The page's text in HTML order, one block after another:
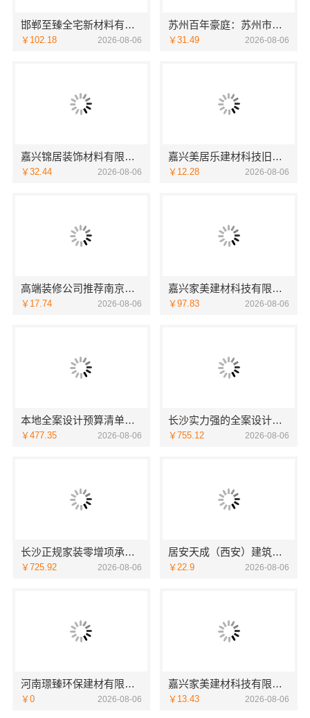
邯郸至臻全宅新材料有限公司引领全宅焕新环保材料
￥102.18 2026-08-06
苏州百年豪庭：苏州市区专业家装装修多少钱
￥31.49 2026-08-06
嘉兴锦居装饰材料有限公司桐乡市毛坯房装修费用
￥32.44 2026-08-06
嘉兴美居乐建材科技旧房改造服务
￥12.28 2026-08-06
高端装修公司推荐南京市创亿讯，环保家装全包服务
￥17.74 2026-08-06
嘉兴家美建材科技有限公司，南湖区装修家居专业团队
￥97.83 2026-08-06
本地全案设计预算清单透明，创益讯建筑放心
￥477.35 2026-08-06
长沙实力强的全案设计，创益讯建筑口碑之选
￥755.12 2026-08-06
长沙正规家装零增项承诺，创益讯建筑保障
￥725.92 2026-08-06
居安天成（西安）建筑工程有限责任公司西安城区一站式毛坯房施工
￥22.9 2026-08-06
河南璟臻环保建材有限公司：偃师房屋装修费用参考
￥0 2026-08-06
嘉兴家美建材科技有限公司承接海宁二手房装潢施工
￥13.43 2026-08-06